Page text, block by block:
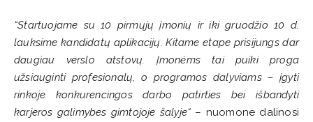
“Startuojame su 10 pirmųjų įmonių ir iki gruodžio 10 d.
lauksime kandidatų aplikacijų. Kitame etape prisijungs dar
daugiau verslo atstovų. Įmonėms tai puiki proga
užsiauginti profesionalų, o programos dalyviams – įgyti
rinkoje konkurencingos darbo patirties bei išbandyti
karjeros galimybes gimtojoje šalyje“ – nuomone dalinosi